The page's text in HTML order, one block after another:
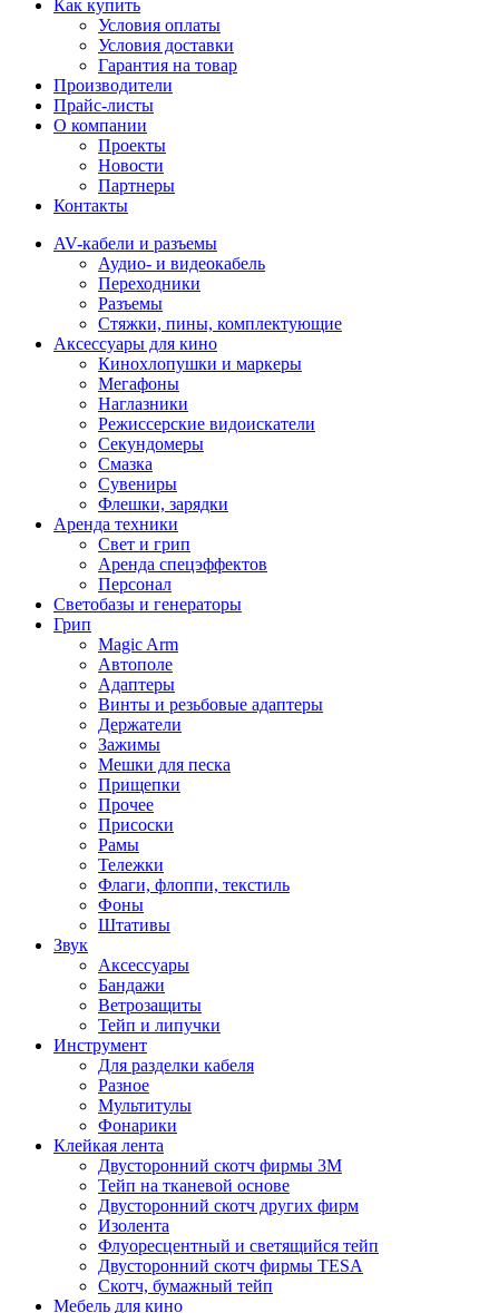
Как купить
Условия оплаты
Условия доставки
Гарантия на товар
Производители
Прайс-листы
О компании
Проекты
Новости
Партнеры
Контакты
AV-кабели и разъемы
Аудио- и видеокабель
Переходники
Разъемы
Стяжки, пины, комплектующие
Аксессуары для кино
Кинохлопушки и маркеры
Мегафоны
Наглазники
Режиссерские видоискатели
Секундомеры
Смазка
Сувениры
Флешки, зарядки
Аренда техники
Свет и грип
Аренда спецэффектов
Персонал
Светобазы и генераторы
Грип
Magic Arm
Автополе
Адаптеры
Винты и резьбовые адаптеры
Держатели
Зажимы
Мешки для песка
Прищепки
Прочее
Присоски
Рамы
Тележки
Флаги, флоппи, текстиль
Фоны
Штативы
Звук
Аксессуары
Бандажи
Ветрозащиты
Тейп и липучки
Инструмент
Для разделки кабеля
Разное
Мультитулы
Фонарики
Клейкая лента
Двусторонний скотч фирмы 3M
Тейп на тканевой основе
Двусторонний скотч других фирм
Изолента
Флуоресцентный и светящийся тейп
Двусторонний скотч фирмы TESA
Скотч, бумажный тейп
Мебель для кино